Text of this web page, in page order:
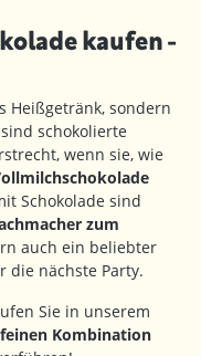
kaufen -
Heißgetränk, sondern
schokolierte
wenn sie, wie
Schokolade sind
zum
auch ein beliebter
die nächste Party.
Sie in unserem
feinen Kombination